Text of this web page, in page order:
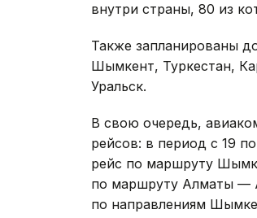
внутри страны, 80 из
Также запланированы
Шымкент, Туркестан,
Уральск.
В свою очередь,
рейсов: в период с 19
рейс по маршруту
по маршруту Алматы —
по направлениям